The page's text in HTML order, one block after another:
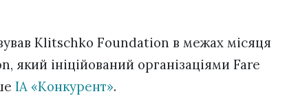
Klitschko Foundation в межах місяця
ініційований організаціями Fare
ІА «Конкурент».